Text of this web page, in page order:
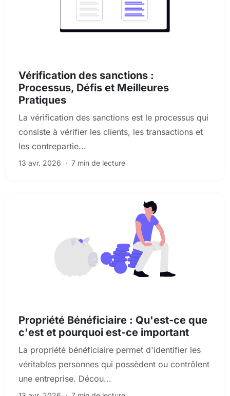
Vérification des sanctions :
Processus, Défis et Meilleures
Pratiques
La vérification des sanctions est le processus qui
consiste à vérifier les clients, les transactions et
les contrepartie...
13 avr. 2026 · 7 min de lecture
Propriété Bénéficiaire : Qu'est-ce que
c'est et pourquoi est-ce important
La propriété bénéficiaire permet d'identifier les
véritables personnes qui possèdent ou contrôlent
une entreprise. Décou...